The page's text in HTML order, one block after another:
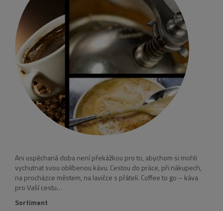
Ani uspěchaná doba není překážkou pro to, abychom si mohli
vychutnat svou oblíbenou kávu. Cestou do práce, při nákupech,
na procházce městem, na lavičce s přáteli. Coffee to go – káva
pro Vaší cestu…
Sortiment